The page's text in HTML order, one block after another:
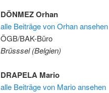
DÖNMEZ Orhan
alle Beiträge von Orhan ansehen
ÖGB/BAK-Büro
Brüsssel (Belgien)
DRAPELA Mario
alle Beiträge von Mario ansehen